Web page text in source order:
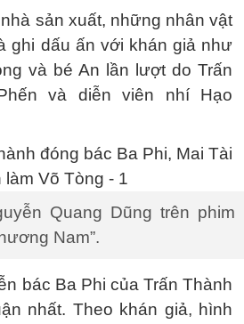
sản xuất, những nhân vật
ghi dấu ấn với khán giả như
và bé An lần lượt do Trấn
và diễn viên nhí Hạo
Quang Dũng trên phim
Nam”.
bác Ba Phi của Trấn Thành
nhất. Theo khán giả, hình